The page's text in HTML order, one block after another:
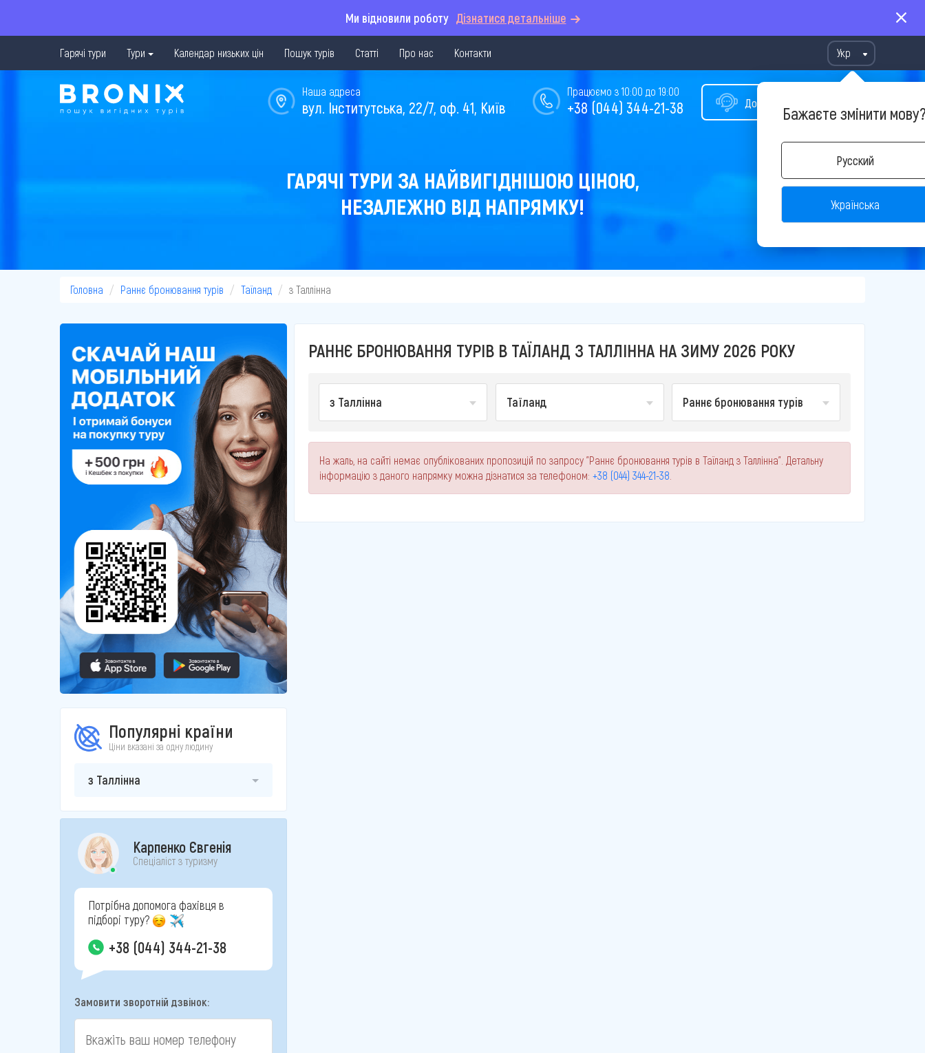
Ми відновили роботу Дізнатися детальніше
Гарячі тури Тури Календар низьких цін Пошук турів Статті Про нас Контакти Укр
Бажаєте змінити
Русский
Українська
Допомога у виборі туру
Працюємо з 10:00 до 19:00
+38 (044) 344-21-38
Наша адреса
вул. Інститутська, 22/7, оф. 41, Київ
ГАРЯЧІ ТУРИ ЗА НАЙВИГІДНІШОЮ ЦІНОЮ,
НЕЗАЛЕЖНО ВІД НАПРЯМКУ!
Головна Раннє бронювання турів Таїланд з Таллінна
Популярні країни
Ціни вказані за одну людину
з Таллінна
Карпенко Євгенія
Спеціаліст з туризму
Потрібна допомога фахівця в
підборі туру?
+38 (044) 344-21-38
Замовити зворотній дзвінок:
РАННЄ БРОНЮВАННЯ ТУРІВ В ТАЇЛАНД З ТАЛЛІННА НА ЗИМУ 2026 РОКУ
з Таллінна Таїланд Раннє бронювання турів
На жаль, на сайті немає опублікованих пропозицій по запросу "Раннє бронювання турів в Таїланд з Таллінна". Детальну
інформацію з даного напрямку можна дізнатися за телефоном: +38 (044) 344-21-38